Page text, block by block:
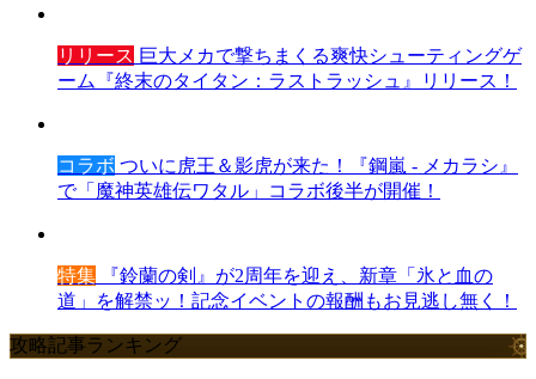
リリース 巨大メカで撃ちまくる爽快シューティングゲ
ーム『終末のタイタン：ラストラッシュ』リリース！
コラボ ついに虎王＆影虎が来た！『鋼嵐 - メカラシ』
で「魔神英雄伝ワタル」コラボ後半が開催！
特集 『鈴蘭の剣』が2周年を迎え、新章「氷と血の
道」を解禁ッ！記念イベントの報酬もお見逃し無く！
攻略記事ランキング